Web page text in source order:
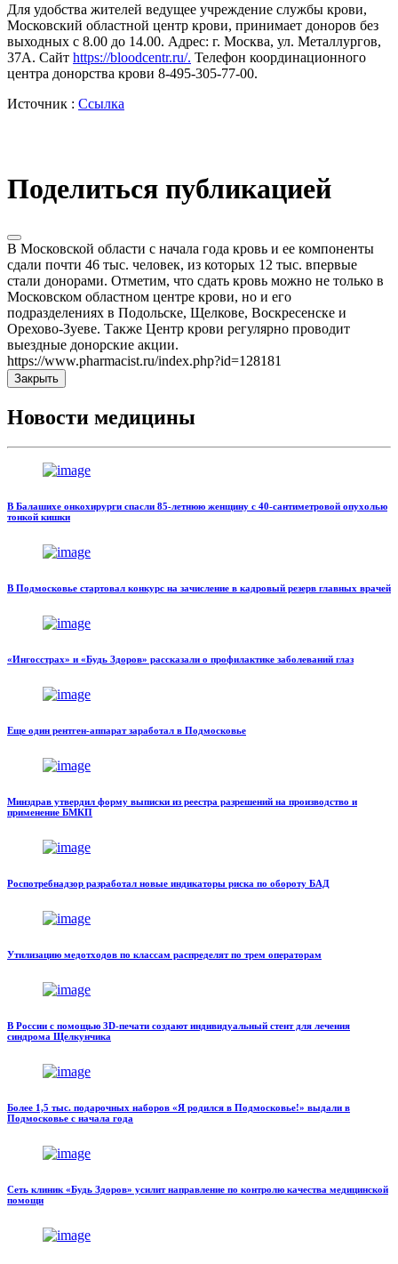
Для удобства жителей ведущее учреждение службы крови,
Московский областной центр крови, принимает доноров без
выходных с 8.00 до 14.00. Адрес: г. Москва, ул. Металлургов,
37А. Сайт https://bloodcentr.ru/. Телефон координационного
центра донорства крови 8-495-305-77-00.
Источник : Ссылка
Поделиться публикацией
В Московской области с начала года кровь и ее компоненты
сдали почти 46 тыс. человек, из которых 12 тыс. впервые
стали донорами. Отметим, что сдать кровь можно не только в
Московском областном центре крови, но и его
подразделениях в Подольске, Щелкове, Воскресенске и
Орехово-Зуеве. Также Центр крови регулярно проводит
выездные донорские акции.
https://www.pharmacist.ru/index.php?id=128181
Закрыть
Новости медицины
В Балашихе онкохирурги спасли 85-летнюю женщину с 40-сантиметровой опухолью
тонкой кишки
В Подмосковье стартовал конкурс на зачисление в кадровый резерв главных врачей
«Ингосстрах» и «Будь Здоров» рассказали о профилактике заболеваний глаз
Еще один рентген-аппарат заработал в Подмосковье
Минздрав утвердил форму выписки из реестра разрешений на производство и
применение БМКП
Роспотребнадзор разработал новые индикаторы риска по обороту БАД
Утилизацию медотходов по классам распределят по трем операторам
В России с помощью 3D-печати создают индивидуальный стент для лечения
синдрома Щелкунчика
Более 1,5 тыс. подарочных наборов «Я родился в Подмосковье!» выдали в
Подмосковье с начала года
Сеть клиник «Будь Здоров» усилит направление по контролю качества медицинской
помощи